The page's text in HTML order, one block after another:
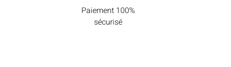
Paiement 100%
sécurisé